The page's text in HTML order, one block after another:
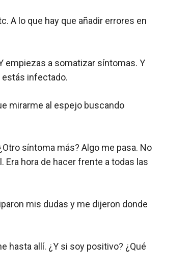
A lo que hay que añadir errores en
empiezas a somatizar síntomas. Y
estás infectado.
mirarme al espejo buscando
síntoma más? Algo me pasa. No
hora de hacer frente a todas las
mis dudas y me dijeron donde
hasta allí. ¿Y si soy positivo? ¿Qué